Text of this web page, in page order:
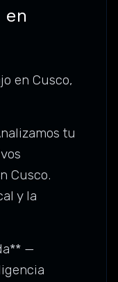
en Cusco,
tu
Cusco.
y la
—